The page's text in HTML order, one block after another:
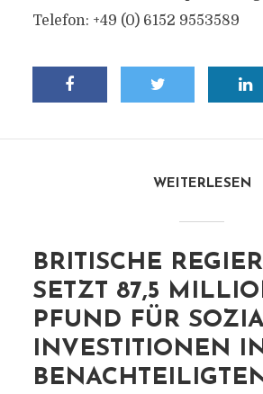
Telefon: +49 (0) 6152 9553589
WEITERLESEN
BRITISCHE
SETZT 87,5
PFUND FÜR
INVESTITIONEN